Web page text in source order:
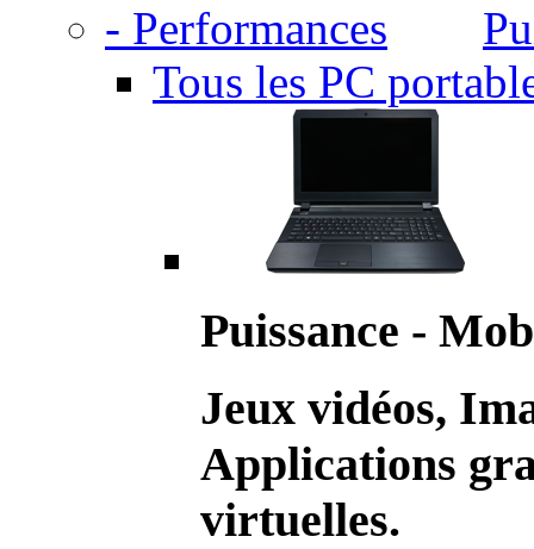
Tous les PC
Puissance -
Jeux vidéos,
Applications
virtuelles.